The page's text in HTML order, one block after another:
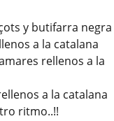
y butifarra negra
a la catalana
rellenos a la
a la catalana
ritmo..!!